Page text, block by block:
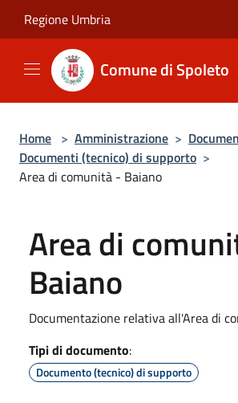
Regione Umbria
Comune di Spoleto
Home > Amministrazione >
Documenti (tecnico) di supporto >
Area di comunità - Baiano
Area di
Baiano
Documentazione relativa all'Area di
Tipi di documento:
Documento (tecnico) di supporto